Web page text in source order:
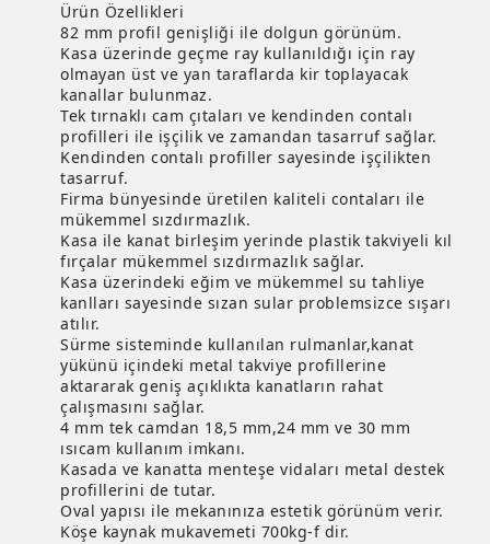
Ürün Özellikleri
82 mm profil genişliği ile dolgun görünüm.
Kasa üzerinde geçme ray kullanıldığı için ray
olmayan üst ve yan taraflarda kir toplayacak
kanallar bulunmaz.
Tek tırnaklı cam çıtaları ve kendinden contalı
profilleri ile işçilik ve zamandan tasarruf sağlar.
Kendinden contalı profiller sayesinde işçilikten
tasarruf.
Firma bünyesinde üretilen kaliteli contaları ile
mükemmel sızdırmazlık.
Kasa ile kanat birleşim yerinde plastik takviyeli kıl
fırçalar mükemmel sızdırmazlık sağlar.
Kasa üzerindeki eğim ve mükemmel su tahliye
kanlları sayesinde sızan sular problemsizce sışarı
atılır.
Sürme sisteminde kullanılan rulmanlar,kanat
yükünü içindeki metal takviye profillerine
aktararak geniş açıklıkta kanatların rahat
çalışmasını sağlar.
4 mm tek camdan 18,5 mm,24 mm ve 30 mm
ısıcam kullanım imkanı.
Kasada ve kanatta menteşe vidaları metal destek
profillerini de tutar.
Oval yapısı ile mekanınıza estetik görünüm verir.
Köşe kaynak mukavemeti 700kg-f dir.